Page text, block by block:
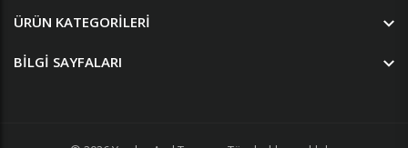
ÜRÜN KATEGORILERI
BILGI SAYFALARI